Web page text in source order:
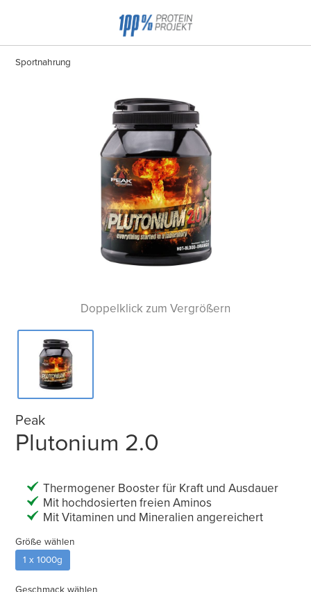
Sportnahrung
Doppelklick zum Vergrößern
Peak
Plutonium 2.0
Thermogener Booster für Kraft und Ausdauer
Mit hochdosierten freien Aminos
Mit Vitaminen und Mineralien angereichert
Größe wählen
1 x 1000g